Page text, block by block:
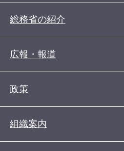
総務省の紹介
広報・報道
政策
組織案内